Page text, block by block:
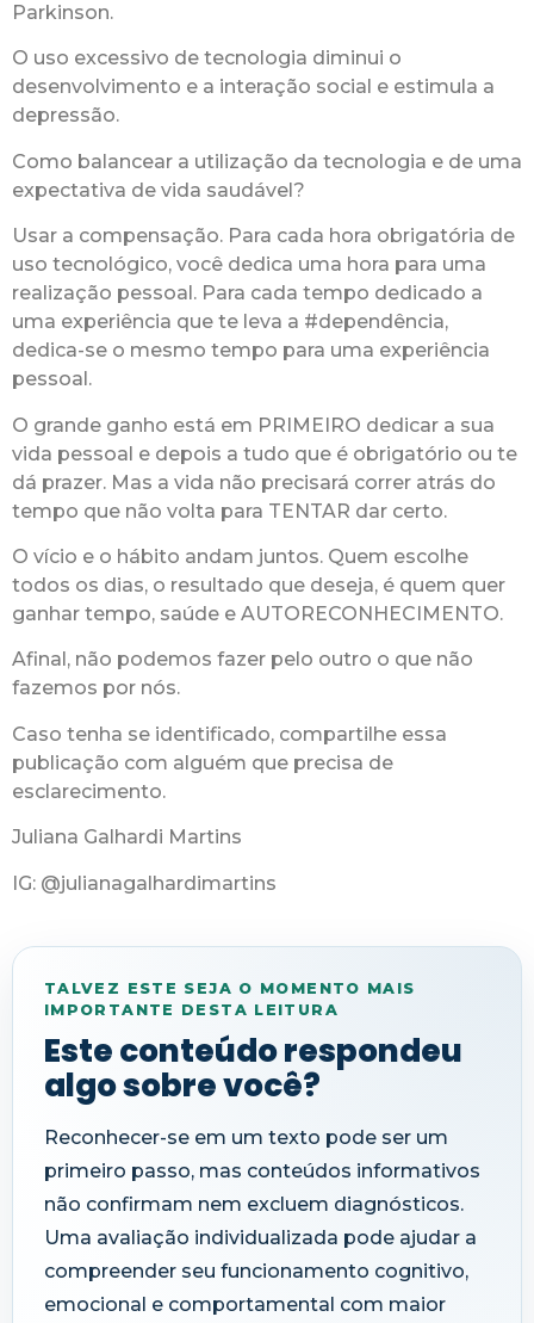
Parkinson.
O uso excessivo de tecnologia diminui o
desenvolvimento e a interação social e estimula a
depressão.
Como balancear a utilização da tecnologia e de uma
expectativa de vida saudável?
Usar a compensação. Para cada hora obrigatória de
uso tecnológico, você dedica uma hora para uma
realização pessoal. Para cada tempo dedicado a
uma experiência que te leva a #dependência,
dedica-se o mesmo tempo para uma experiência
pessoal.
O grande ganho está em PRIMEIRO dedicar a sua
vida pessoal e depois a tudo que é obrigatório ou te
dá prazer. Mas a vida não precisará correr atrás do
tempo que não volta para TENTAR dar certo.
O vício e o hábito andam juntos. Quem escolhe
todos os dias, o resultado que deseja, é quem quer
ganhar tempo, saúde e AUTORECONHECIMENTO.
Afinal, não podemos fazer pelo outro o que não
fazemos por nós.
Caso tenha se identificado, compartilhe essa
publicação com alguém que precisa de
esclarecimento.
Juliana Galhardi Martins
IG: @julianagalhardimartins
TALVEZ ESTE SEJA O MOMENTO MAIS
IMPORTANTE DESTA LEITURA
Este conteúdo respondeu
algo sobre você?
Reconhecer-se em um texto pode ser um
primeiro passo, mas conteúdos informativos
não confirmam nem excluem diagnósticos.
Uma avaliação individualizada pode ajudar a
compreender seu funcionamento cognitivo,
emocional e comportamental com maior